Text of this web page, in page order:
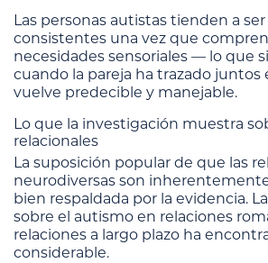
Las personas autistas tienden a
consistentes una vez que
necesidades sensoriales — lo que
cuando la pareja ha trazado juntos
vuelve predecible y manejable.
Lo que la investigación muestra
relacionales
La suposición popular de que las
neurodiversas son
bien respaldada por la evidencia.
sobre el autismo en relaciones
relaciones a largo plazo ha
considerable.